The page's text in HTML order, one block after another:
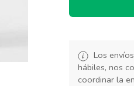
Los
hábiles, nos
coordinar la